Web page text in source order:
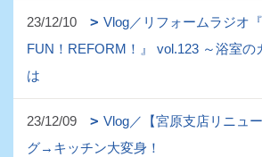
23/12/10
Vlog／リフォームラジオ
FUN！REFORM！』 vol.123 ～浴室の
は
23/12/09
Vlog／【宮原支店リニュ
グ→キッチン大変身！